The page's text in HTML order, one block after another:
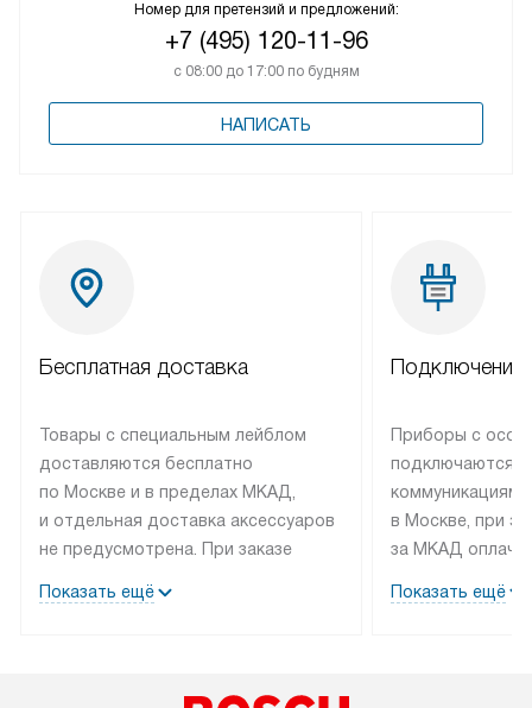
Номер для претензий и предложений:
+7 (495) 120-11-96
с 08:00 до 17:00 по будням
НАПИСАТЬ
Бесплатная доставка
Товары с специальным лейблом
доставляются бесплатно
по Москве и в пределах МКАД,
и отдельная доставка аксессуаров
не предусмотрена. При заказе
рекомендуем обсудить
со статусом «В наличии» могут
Показать ещё
Подключение
Приборы с
подключаются к
коммуникациям
в Москве, при
за МКАД
партнера
Показать ещё